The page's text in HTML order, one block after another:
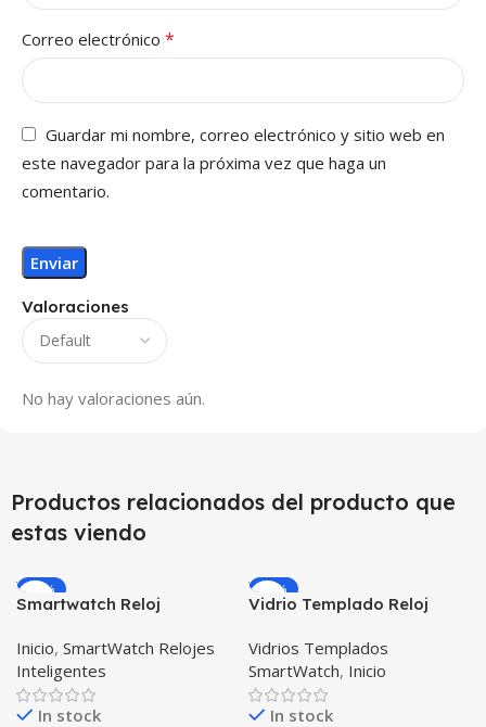
Valoraciones
No hay valoraciones aún.
Correo electrónico *
Guardar mi nombre, correo electrónico y sitio web en
este navegador para la próxima vez que haga un
comentario.
Productos relacionados del producto que
estas viendo
-10%
Smartwatch Reloj
WATCH™ (KW37 PRO) Mide
Temperatura Presión
Arterial y Ritmo Cardíaco
Inicio, SmartWatch Relojes
Inteligentes
In stock
-33%
Vidrio Templado Reloj
Huawei Gt2 46mm X2
Unidades
Vidrios Templados
SmartWatch, Inicio
In stock